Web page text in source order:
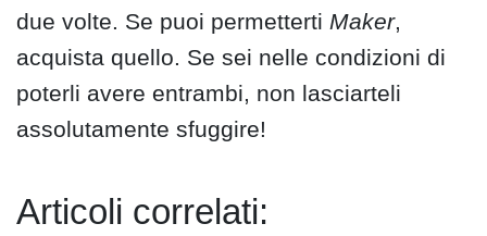
due volte. Se puoi permetterti Maker,
acquista quello. Se sei nelle condizioni di
poterli avere entrambi, non lasciarteli
assolutamente sfuggire!
Articoli correlati: